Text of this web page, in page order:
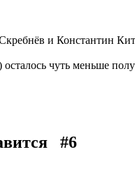
и Константин
чуть меньше
#6